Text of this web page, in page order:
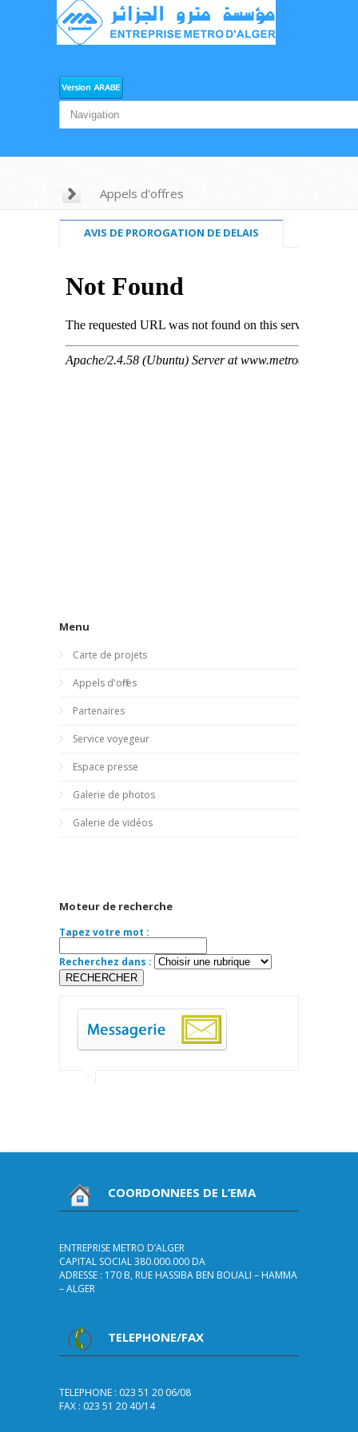
Appels d'offres
AVIS DE PROROGATION DE DELAIS
Menu
Carte de projets
Appels d'offres
Partenaires
Service voyegeur
Espace presse
Galerie de photos
Galerie de vidéos
Moteur de recherche
Tapez votre mot :
Recherchez dans :
COORDONNEES DE L’EMA
ENTREPRISE METRO D’ALGER
CAPITAL SOCIAL 380.000.000 DA
ADRESSE : 170 B, RUE HASSIBA BEN BOUALI – HAMMA
– ALGER
TELEPHONE/FAX
TELEPHONE : 023 51 20 06/08
FAX : 023 51 20 40/14